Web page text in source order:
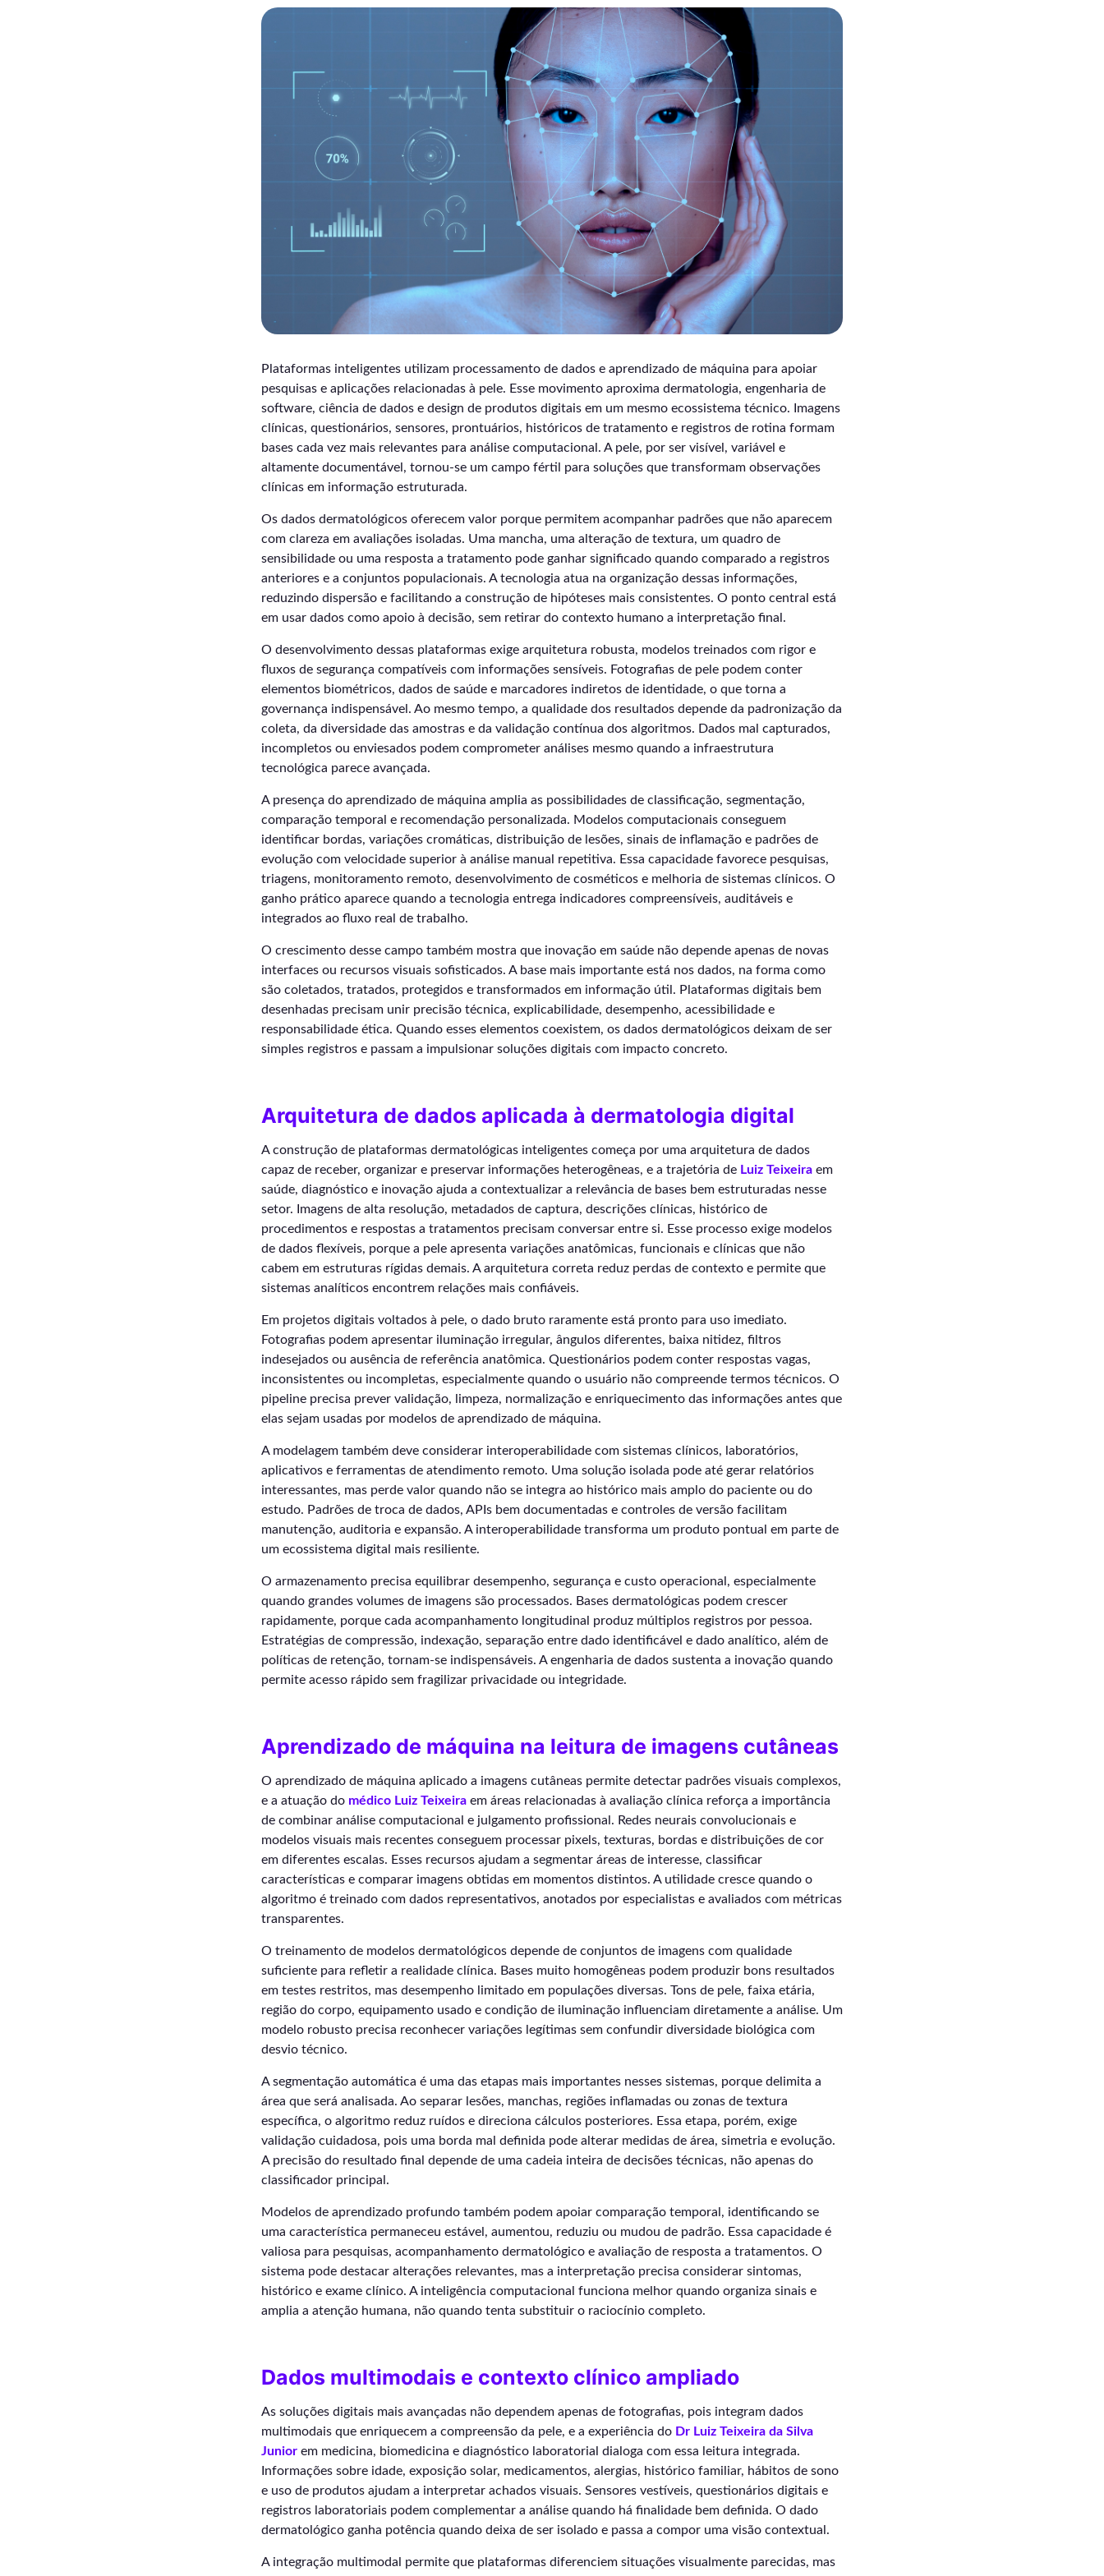
Plataformas inteligentes utilizam processamento de dados e aprendizado de máquina para apoiar
pesquisas e aplicações relacionadas à pele. Esse movimento aproxima dermatologia, engenharia de
software, ciência de dados e design de produtos digitais em um mesmo ecossistema técnico. Imagens
clínicas, questionários, sensores, prontuários, históricos de tratamento e registros de rotina formam
bases cada vez mais relevantes para análise computacional. A pele, por ser visível, variável e
altamente documentável, tornou-se um campo fértil para soluções que transformam observações
clínicas em informação estruturada.
Os dados dermatológicos oferecem valor porque permitem acompanhar padrões que não aparecem
com clareza em avaliações isoladas. Uma mancha, uma alteração de textura, um quadro de
sensibilidade ou uma resposta a tratamento pode ganhar significado quando comparado a registros
anteriores e a conjuntos populacionais. A tecnologia atua na organização dessas informações,
reduzindo dispersão e facilitando a construção de hipóteses mais consistentes. O ponto central está
em usar dados como apoio à decisão, sem retirar do contexto humano a interpretação final.
O desenvolvimento dessas plataformas exige arquitetura robusta, modelos treinados com rigor e
fluxos de segurança compatíveis com informações sensíveis. Fotografias de pele podem conter
elementos biométricos, dados de saúde e marcadores indiretos de identidade, o que torna a
governança indispensável. Ao mesmo tempo, a qualidade dos resultados depende da padronização da
coleta, da diversidade das amostras e da validação contínua dos algoritmos. Dados mal capturados,
incompletos ou enviesados podem comprometer análises mesmo quando a infraestrutura
tecnológica parece avançada.
A presença do aprendizado de máquina amplia as possibilidades de classificação, segmentação,
comparação temporal e recomendação personalizada. Modelos computacionais conseguem
identificar bordas, variações cromáticas, distribuição de lesões, sinais de inflamação e padrões de
evolução com velocidade superior à análise manual repetitiva. Essa capacidade favorece pesquisas,
triagens, monitoramento remoto, desenvolvimento de cosméticos e melhoria de sistemas clínicos. O
ganho prático aparece quando a tecnologia entrega indicadores compreensíveis, auditáveis e
integrados ao fluxo real de trabalho.
O crescimento desse campo também mostra que inovação em saúde não depende apenas de novas
interfaces ou recursos visuais sofisticados. A base mais importante está nos dados, na forma como
são coletados, tratados, protegidos e transformados em informação útil. Plataformas digitais bem
desenhadas precisam unir precisão técnica, explicabilidade, desempenho, acessibilidade e
responsabilidade ética. Quando esses elementos coexistem, os dados dermatológicos deixam de ser
simples registros e passam a impulsionar soluções digitais com impacto concreto.
Arquitetura de dados aplicada à dermatologia digital
A construção de plataformas dermatológicas inteligentes começa por uma arquitetura de dados
capaz de receber, organizar e preservar informações heterogêneas, e a trajetória de Luiz Teixeira em
saúde, diagnóstico e inovação ajuda a contextualizar a relevância de bases bem estruturadas nesse
setor. Imagens de alta resolução, metadados de captura, descrições clínicas, histórico de
procedimentos e respostas a tratamentos precisam conversar entre si. Esse processo exige modelos
de dados flexíveis, porque a pele apresenta variações anatômicas, funcionais e clínicas que não
cabem em estruturas rígidas demais. A arquitetura correta reduz perdas de contexto e permite que
sistemas analíticos encontrem relações mais confiáveis.
Em projetos digitais voltados à pele, o dado bruto raramente está pronto para uso imediato.
Fotografias podem apresentar iluminação irregular, ângulos diferentes, baixa nitidez, filtros
indesejados ou ausência de referência anatômica. Questionários podem conter respostas vagas,
inconsistentes ou incompletas, especialmente quando o usuário não compreende termos técnicos. O
pipeline precisa prever validação, limpeza, normalização e enriquecimento das informações antes que
elas sejam usadas por modelos de aprendizado de máquina.
A modelagem também deve considerar interoperabilidade com sistemas clínicos, laboratórios,
aplicativos e ferramentas de atendimento remoto. Uma solução isolada pode até gerar relatórios
interessantes, mas perde valor quando não se integra ao histórico mais amplo do paciente ou do
estudo. Padrões de troca de dados, APIs bem documentadas e controles de versão facilitam
manutenção, auditoria e expansão. A interoperabilidade transforma um produto pontual em parte de
um ecossistema digital mais resiliente.
O armazenamento precisa equilibrar desempenho, segurança e custo operacional, especialmente
quando grandes volumes de imagens são processados. Bases dermatológicas podem crescer
rapidamente, porque cada acompanhamento longitudinal produz múltiplos registros por pessoa.
Estratégias de compressão, indexação, separação entre dado identificável e dado analítico, além de
políticas de retenção, tornam-se indispensáveis. A engenharia de dados sustenta a inovação quando
permite acesso rápido sem fragilizar privacidade ou integridade.
Aprendizado de máquina na leitura de imagens cutâneas
O aprendizado de máquina aplicado a imagens cutâneas permite detectar padrões visuais complexos,
e a atuação do médico Luiz Teixeira em áreas relacionadas à avaliação clínica reforça a importância
de combinar análise computacional e julgamento profissional. Redes neurais convolucionais e
modelos visuais mais recentes conseguem processar pixels, texturas, bordas e distribuições de cor
em diferentes escalas. Esses recursos ajudam a segmentar áreas de interesse, classificar
características e comparar imagens obtidas em momentos distintos. A utilidade cresce quando o
algoritmo é treinado com dados representativos, anotados por especialistas e avaliados com métricas
transparentes.
O treinamento de modelos dermatológicos depende de conjuntos de imagens com qualidade
suficiente para refletir a realidade clínica. Bases muito homogêneas podem produzir bons resultados
em testes restritos, mas desempenho limitado em populações diversas. Tons de pele, faixa etária,
região do corpo, equipamento usado e condição de iluminação influenciam diretamente a análise. Um
modelo robusto precisa reconhecer variações legítimas sem confundir diversidade biológica com
desvio técnico.
A segmentação automática é uma das etapas mais importantes nesses sistemas, porque delimita a
área que será analisada. Ao separar lesões, manchas, regiões inflamadas ou zonas de textura
específica, o algoritmo reduz ruídos e direciona cálculos posteriores. Essa etapa, porém, exige
validação cuidadosa, pois uma borda mal definida pode alterar medidas de área, simetria e evolução.
A precisão do resultado final depende de uma cadeia inteira de decisões técnicas, não apenas do
classificador principal.
Modelos de aprendizado profundo também podem apoiar comparação temporal, identificando se
uma característica permaneceu estável, aumentou, reduziu ou mudou de padrão. Essa capacidade é
valiosa para pesquisas, acompanhamento dermatológico e avaliação de resposta a tratamentos. O
sistema pode destacar alterações relevantes, mas a interpretação precisa considerar sintomas,
histórico e exame clínico. A inteligência computacional funciona melhor quando organiza sinais e
amplia a atenção humana, não quando tenta substituir o raciocínio completo.
Dados multimodais e contexto clínico ampliado
As soluções digitais mais avançadas não dependem apenas de fotografias, pois integram dados
multimodais que enriquecem a compreensão da pele, e a experiência do Dr Luiz Teixeira da Silva
Junior em medicina, biomedicina e diagnóstico laboratorial dialoga com essa leitura integrada.
Informações sobre idade, exposição solar, medicamentos, alergias, histórico familiar, hábitos de sono
e uso de produtos ajudam a interpretar achados visuais. Sensores vestíveis, questionários digitais e
registros laboratoriais podem complementar a análise quando há finalidade bem definida. O dado
dermatológico ganha potência quando deixa de ser isolado e passa a compor uma visão contextual.
A integração multimodal permite que plataformas diferenciem situações visualmente parecidas, mas